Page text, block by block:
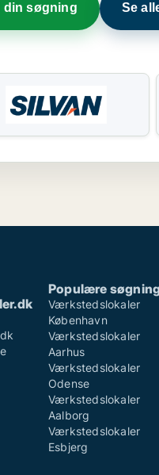
din søgning Se
Populære
Værkstedslokaler
København
Værkstedslokaler
Aarhus
Værkstedslokaler
Odense
Værkstedslokaler
Aalborg
Værkstedslokaler
Esbjerg